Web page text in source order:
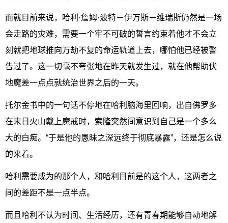
而就目前来说，哈利·詹姆·波特－伊万斯－维瑞斯仍然是一场
会走路的灾难，需要一个牢不可破的誓言约束着他才不会立
刻就把地球推向万劫不复的命运轨道上去，哪怕他已经被警
告过了。这一切毫不夸张地在昨天就发生过，就在他帮助伏
地魔差一点点就统治世界之后的一天。
托尔金书中的一句话不停地在哈利脑海里回响，出自佛罗多
在末日火山戴上魔戒时，索隆突然间意识到自己是一个多么
大的白痴。“于是他的愚昧之深远终于彻底暴露”，还是怎么说
的来着。
哈利需要成为的那个人，和哈利目前是的这个人，这两者之
间的差距不是一点半点。
而且哈利不认为时间、生活经历，还有青春期能够自动地解